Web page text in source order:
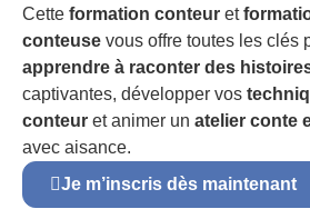
Cette formation conteur et
conteuse vous offre toutes les clés
apprendre à raconter des
captivantes, développer vos
conteur et animer un atelier conte
avec aisance.
Je m’inscris dès maintenant